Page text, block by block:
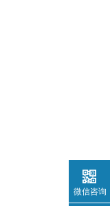
微信咨询